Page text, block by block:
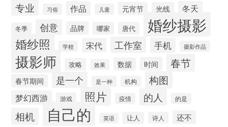
专业 习俗 作品 儿童 元宵节 光线 冬天
冬季 创意 品牌 哪家 唐代 婚纱摄影
婚纱照 学校 宋代 工作室 手机 摄影作品
摄影师 攻略 效果 数据 时间 春节
春节期间 是一个 是一种 机构 构图
梦幻西游 游戏 照片 疫情 的人 的是
相机 自己的 英语 让人 诗人
还不